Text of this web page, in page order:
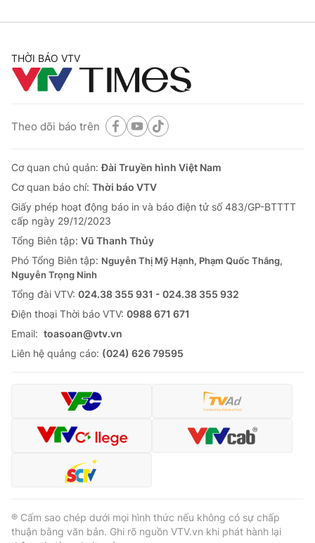
Góc doanh nghiệp
Truyền hình
Phim VTV
Hậu trường
Giải sao mai
Giải trí
Điện ảnh
Âm nhạc
Du lịch
Làm đẹp
Chất lượng cuộc sống
Tuyển sinh
Học trực tuyến
Công nghệ
Hitech Công nghệ tương lai
Sản phẩm
Thị trường
Tư vấn
Giao lưu trực tuyến
Lịch phát sóng
Chuyên mục khác
Emagazine Podcast
Video Shorts video
VTV Money
VTV Sức khoẻ Bất động sản
THỜI BÁO VTV
Theo dõi báo trên
Cơ quan chủ quản:Đài Truyền hình Việt Nam
Cơ quan báo chí: Thời báo VTV
Giấy phép hoạt động báo in và báo điện tử số 483/GP-BTTTT
cấp ngày 29/12/2023
Tổng Biên tập: Vũ Thanh Thủy
Phó Tổng Biên tập: Nguyễn Thị Mỹ Hạnh, Phạm Quốc Thắng,
Nguyễn Trọng Ninh
Tổng đài VTV: 024.38 355 931 - 024.38 355 932
Ðiện thoại Thời báo VTV: 0988 671 671
Email: toasoan@vtv.vn
Liên hệ quảng cáo: (024) 626 79595
® Cấm sao chép dưới mọi hình thức nếu không có sự chấp
thuận bằng văn bản. Ghi rõ nguồn VTV.vn khi phát hành lại